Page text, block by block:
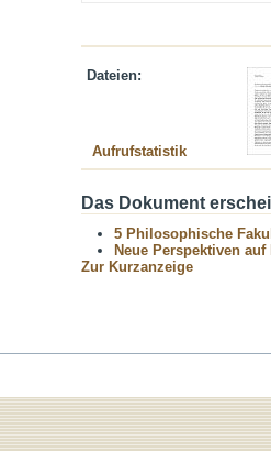
Dateien:
Aufrufstatistik
Das Dokument
5 Philosophische
Neue Perspektiven
Zur Kurzanzeige